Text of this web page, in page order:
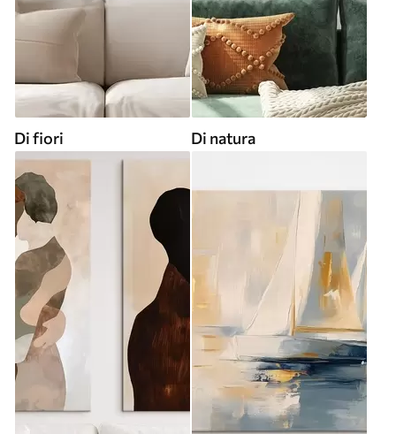
Di fiori Di natura